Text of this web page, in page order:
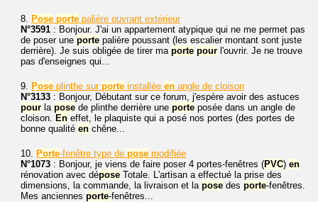
8. Pose porte palière ouvrant extérieur
N°3591 : Bonjour. J'ai un appartement atypique qui ne me permet pas
de poser une porte palière poussant (les escalier montant sont juste
derrière). Je suis obligée de tirer ma porte pour l'ouvrir. Je ne trouve
pas d'enseignes qui...
9. Pose plinthe sur porte installée en angle de cloison
N°3133 : Bonjour, Débutant sur ce forum, j'espère avoir des astuces
pour la pose de plinthe derrière une porte posée dans un angle de
cloison. En effet, le plaquiste qui a posé nos portes (des portes de
bonne qualité en chêne...
10. Porte-fenêtre type de pose modifiée
N°1073 : Bonjour, je viens de faire poser 4 portes-fenêtres (PVC) en
rénovation avec dépose Totale. L'artisan a effectué la prise des
dimensions, la commande, la livraison et la pose des porte-fenêtres.
Mes anciennes porte-fenêtres...